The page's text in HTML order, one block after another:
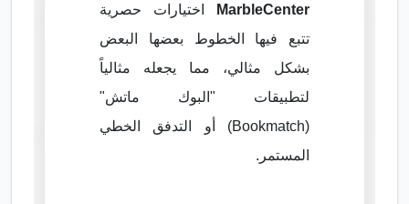
MarbleCenter
اختيارات حصرية
تتبع فيها الخطوط بعضها البعض
بشكل مثالي، مما يجعله مثالياً
لتطبيقات "البوك ماتش"
(Bookmatch) أو التدفق الخطي
المستمر.